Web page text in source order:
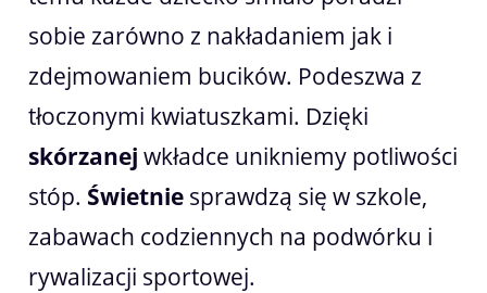
sobie zarówno z nakładaniem jak i
zdejmowaniem bucików. Podeszwa z
tłoczonymi kwiatuszkami. Dzięki
skórzanej wkładce unikniemy potliwości
stóp. Świetnie sprawdzą się w szkole,
zabawach codziennych na podwórku i
rywalizacji sportowej.